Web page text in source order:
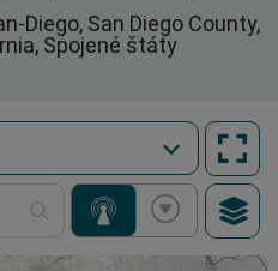
Diego, San Diego County,
Spojené štáty